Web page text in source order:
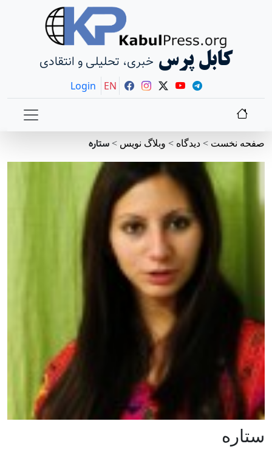
کابل پرس خبری، تحلیلی و انتقادی
Login EN
صفحه نخست > دیدگاه > وبلاگ نویس > ستاره
ستاره